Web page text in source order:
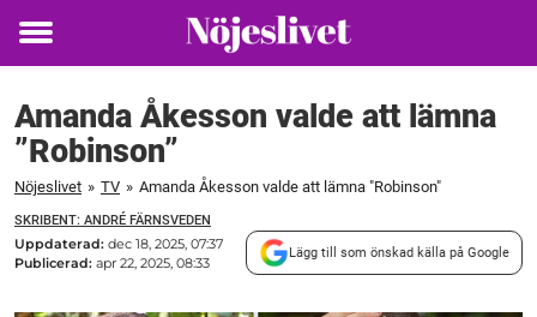
Toggle
Amanda Åkesson valde att lämna
”Robinson”
Nöjeslivet » TV » Amanda Åkesson valde att lämna "Robinson"
SKRIBENT: ANDRÉ FÄRNSVEDEN
Uppdaterad: dec 18, 2025, 07:37
Publicerad: apr 22, 2025, 08:33
Lägg till som önskad källa på Google